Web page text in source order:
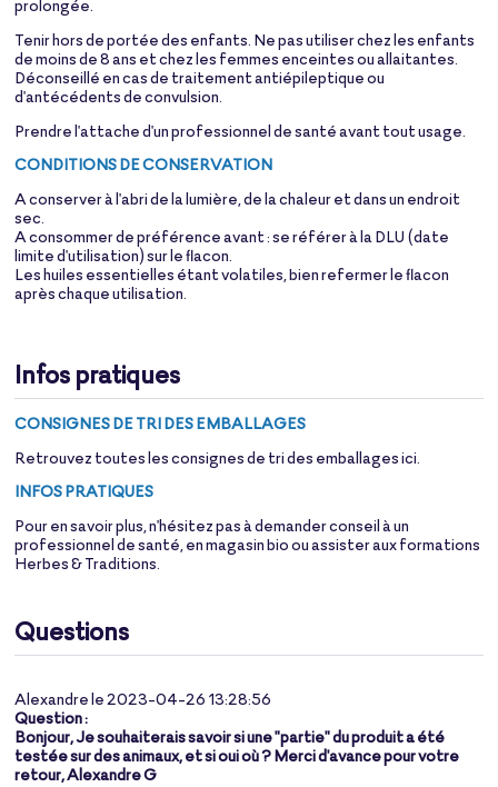
prolongée.
Tenir hors de portée des enfants. Ne pas utiliser chez les enfants
de moins de 8 ans et chez les femmes enceintes ou allaitantes.
Déconseillé en cas de traitement antiépileptique ou
d'antécédents de convulsion.
Prendre l'attache d'un professionnel de santé avant tout usage.
CONDITIONS DE CONSERVATION
A conserver à l'abri de la lumière, de la chaleur et dans un endroit
sec.
A consommer de préférence avant : se référer à la DLU (date
limite d'utilisation) sur le flacon.
Les huiles essentielles étant volatiles, bien refermer le flacon
après chaque utilisation.
Infos pratiques
CONSIGNES DE TRI DES EMBALLAGES
Retrouvez toutes les consignes de tri des emballagesici
INFOS PRATIQUES
Pour en savoir plus, n'hésitez pas à demander conseil à un
professionnel de santé, en magasin bio ou assister aux formations
Herbes & Traditions.
Questions
Alexandre le 2023-04-26 13:28:56
Question :
Bonjour, Je souhaiterais savoir si une "partie" du produit a été
testée sur des animaux, et si oui où ? Merci d'avance pour votre
retour, Alexandre G